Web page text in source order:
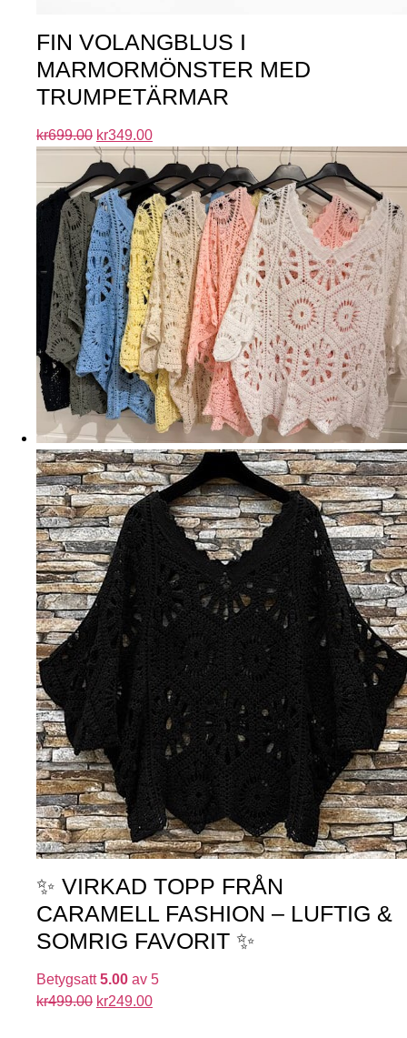
FIN VOLANGBLUS I
MARMORMÖNSTER MED
TRUMPETÄRMAR
kr699.00 kr349.00
✨ VIRKAD TOPP FRÅN
CARAMELL FASHION – LUFTIG &
SOMRIG FAVORIT ✨
Betygsatt5.00 av 5
kr499.00 kr249.00